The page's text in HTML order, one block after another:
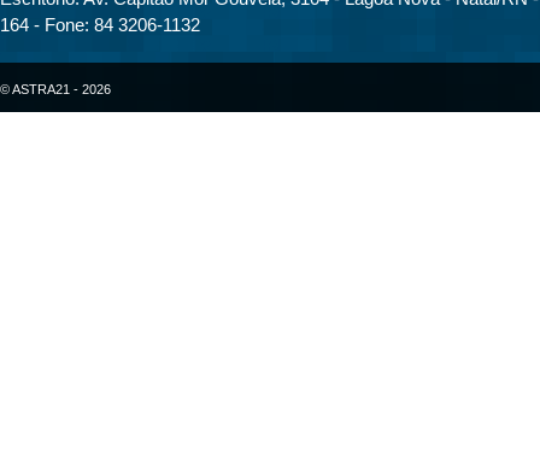
164 - Fone: 84 3206-1132
© ASTRA21 - 2026